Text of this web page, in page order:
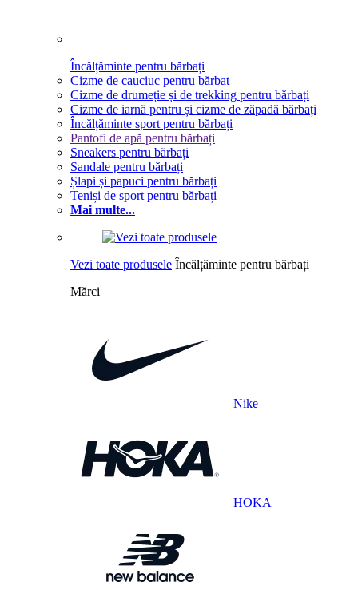
Încălțăminte pentru bărbați
Cizme de cauciuc pentru bărbat
Cizme de drumeție și de trekking pentru bărbați
Cizme de iarnă pentru și cizme de zăpadă bărbați
Încălțăminte sport pentru bărbați
Pantofi de apă pentru bărbați
Sneakers pentru bărbați
Sandale pentru bărbați
Șlapi și papuci pentru bărbați
Teniși de sport pentru bărbați
Mai multe...
Vezi toate produsele Încălțăminte pentru bărbați
Mărci
Nike
HOKA